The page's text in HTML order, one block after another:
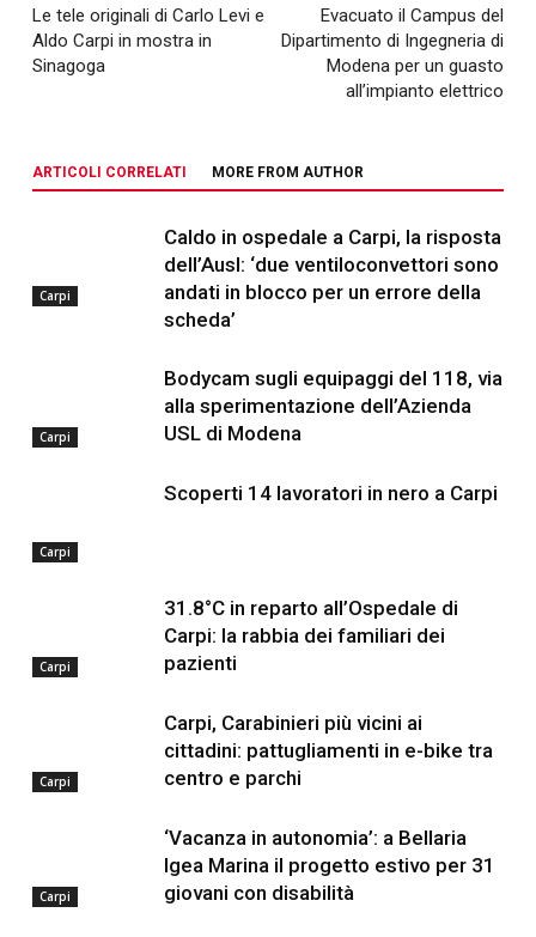
Le tele originali di Carlo Levi e
Aldo Carpi in mostra in
Sinagoga
Evacuato il Campus del
Dipartimento di Ingegneria di
Modena per un guasto
all’impianto elettrico
ARTICOLI CORRELATI MORE FROM AUTHOR
Carpi
Caldo in ospedale a Carpi, la risposta
dell’Ausl: ‘due ventiloconvettori sono
andati in blocco per un errore della
scheda’
Carpi
Bodycam sugli equipaggi del 118, via
alla sperimentazione dell’Azienda
USL di Modena
Carpi
Scoperti 14 lavoratori in nero a Carpi
Carpi
31.8°C in reparto all’Ospedale di
Carpi: la rabbia dei familiari dei
pazienti
Carpi
Carpi, Carabinieri più vicini ai
cittadini: pattugliamenti in e-bike tra
centro e parchi
Carpi
‘Vacanza in autonomia’: a Bellaria
Igea Marina il progetto estivo per 31
giovani con disabilità